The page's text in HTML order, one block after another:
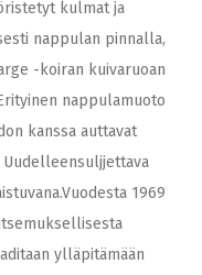
kulmat ja
nappulan pinnalla,
-koiran kuivaruoan
nappulamuoto
kanssa auttavat
Uudelleensuljjettava
1969
ylläpitämään